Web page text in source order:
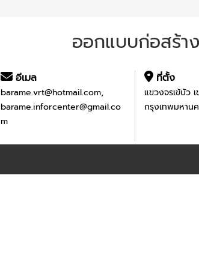
ออกแบบก่อสร้
อีเมล
barame.vrt@hotmail.com,
barame.inforcenter@gmail.co
m
ที่ตั้ง
แขวงจรเข้บัว
กรุงเทพมหาน